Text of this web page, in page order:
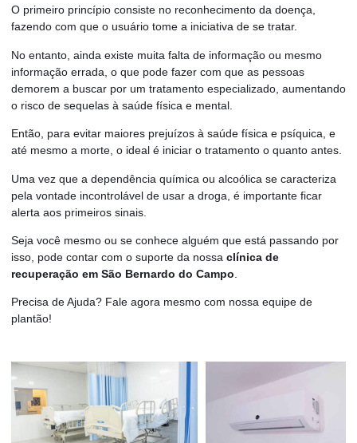
O primeiro princípio consiste no reconhecimento da doença,
fazendo com que o usuário tome a iniciativa de se tratar.
No entanto, ainda existe muita falta de informação ou mesmo
informação errada, o que pode fazer com que as pessoas
demorem a buscar por um tratamento especializado, aumentando
o risco de sequelas à saúde física e mental.
Então, para evitar maiores prejuízos à saúde física e psíquica, e
até mesmo a morte, o ideal é iniciar o tratamento o quanto antes.
Uma vez que a dependência química ou alcoólica se caracteriza
pela vontade incontrolável de usar a droga, é importante ficar
alerta aos primeiros sinais.
Seja você mesmo ou se conhece alguém que está passando por
isso, pode contar com o suporte da nossa clínica de
recuperação em São Bernardo do Campo
Precisa de Ajuda? Fale agora mesmo com nossa equipe de
plantão!